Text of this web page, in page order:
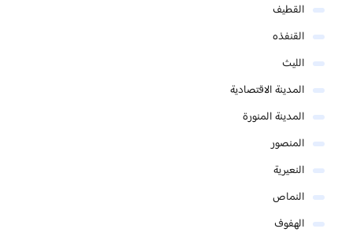
القطيف
القنفذه
الليث
المدينة الاقتصادية
المدينة المنورة
المنصور
النعيرية
النماص
الهفوف